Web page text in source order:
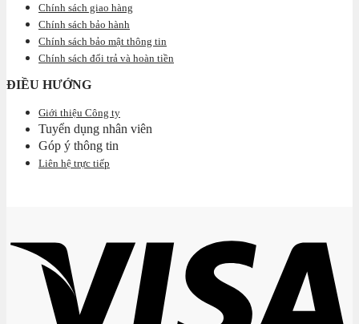
Chính sách giao hàng
Chính sách bảo hành
Chính sách bảo mật thông tin
Chính sách đổi trả và hoàn tiền
ĐIỀU HƯỚNG
Giới thiệu Công ty
Tuyển dụng nhân viên
Góp ý thông tin
Liên hệ trực tiếp